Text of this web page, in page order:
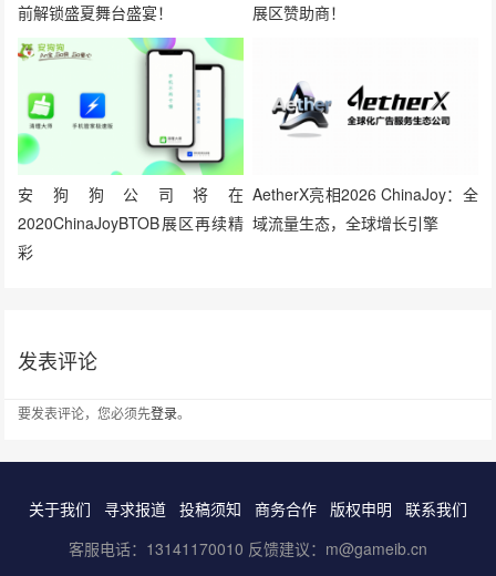
前解锁盛夏舞台盛宴！
展区赞助商！
安狗狗公司将在
2020ChinaJoyBTOB展区再续精
彩
AetherX亮相2026 ChinaJoy：全
域流量生态，全球增长引擎
发表评论
要发表评论，您必须先登录。
关于我们 寻求报道 投稿须知 商务合作 版权申明
联系我们
客服电话：13141170010 反馈建议：m@gameib.cn